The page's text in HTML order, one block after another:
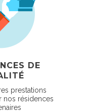
DE
prestations
nos résidences